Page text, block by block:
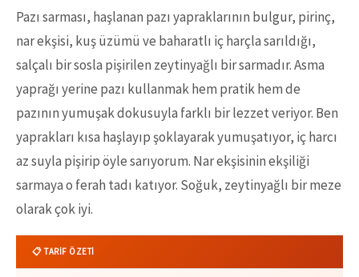
Pazı sarması, haşlanan pazı yapraklarının bulgur, pirinç,
nar ekşisi, kuş üzümü ve baharatlı iç harçla sarıldığı,
salçalı bir sosla pişirilen zeytinyağlı bir sarmadır. Asma
yaprağı yerine pazı kullanmak hem pratik hem de
pazının yumuşak dokusuyla farklı bir lezzet veriyor. Ben
yaprakları kısa haşlayıp şoklayarak yumuşatıyor, iç harcı
az suyla pişirip öyle sarıyorum. Nar ekşisinin ekşiliği
sarmaya o ferah tadı katıyor. Soğuk, zeytinyağlı bir meze
olarak çok iyi.
📋 TARİF ÖZETİ